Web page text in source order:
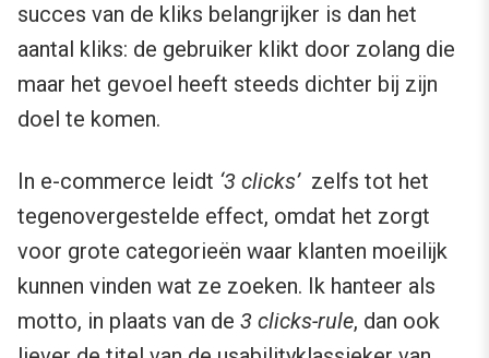
succes van de kliks belangrijker is dan het
aantal kliks: de gebruiker klikt door zolang die
maar het gevoel heeft steeds dichter bij zijn
doel te komen.
In e-commerce leidt ‘3 clicks’zelfs tot het
tegenovergestelde effect, omdat het zorgt
voor grote categorieën waar klanten moeilijk
kunnen vinden wat ze zoeken. Ik hanteer als
motto, in plaats van de 3 clicks-rule, dan ook